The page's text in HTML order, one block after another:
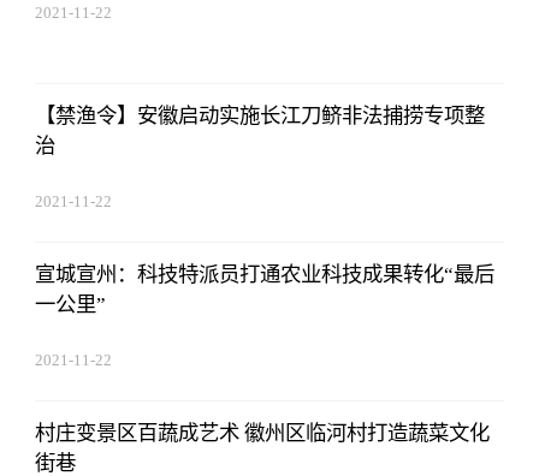
2021-11-22
【禁渔令】安徽启动实施长江刀鲚非法捕捞专项整
治
2021-11-22
宣城宣州：科技特派员打通农业科技成果转化“最后
一公里”
2021-11-22
村庄变景区百蔬成艺术 徽州区临河村打造蔬菜文化
街巷